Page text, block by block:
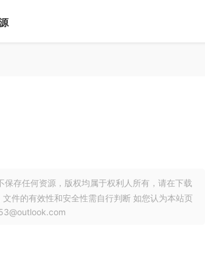
存任何资源，版权均属于权利人所有，请在下载
件的有效性和安全性需自行判断 如您认为本站页